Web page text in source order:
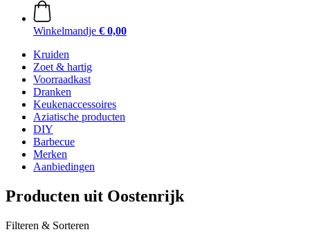
Winkelmandje € 0,00
Kruiden
Zoet & hartig
Voorraadkast
Dranken
Keukenaccessoires
Aziatische producten
DIY
Barbecue
Merken
Aanbiedingen
Producten uit Oostenrijk
Filteren & Sorteren